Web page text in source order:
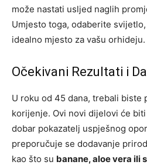
može nastati usljed naglih
Umjesto toga, odaberite
idealno mjesto za vašu orhideju.
Očekivani Rezultati i
U roku od 45 dana, trebali biste
korijenje. Ovi novi dijelovi će
dobar pokazatelj uspješnog
preporučuje se dodavanje
kao što su banane, aloe vera ili